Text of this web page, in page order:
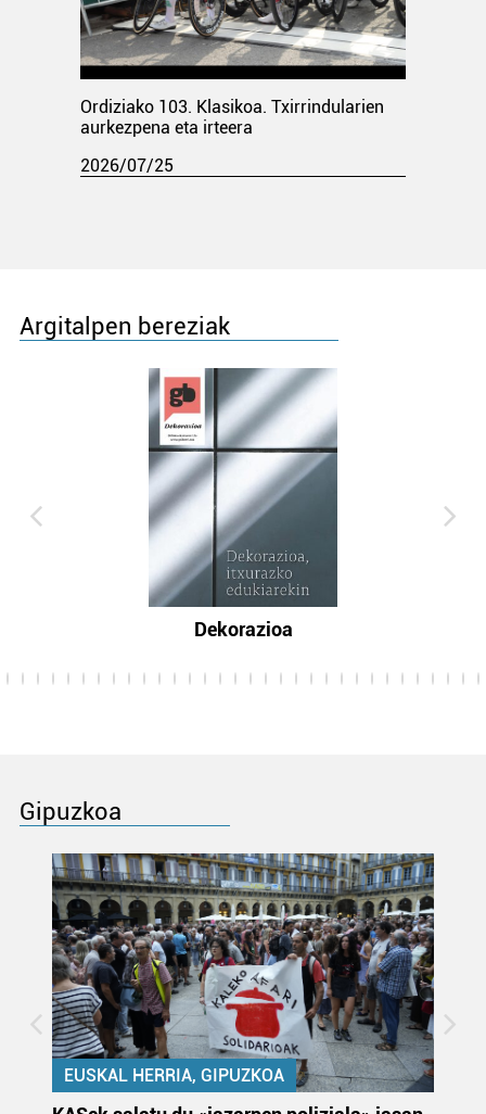
Ordiziako 103. Klasikoa. Txirrindularien
aurkezpena eta irteera
2026/07/25
Argitalpen bereziak
Dekorazioa
Gipuzkoa
EUSKAL HERRIA, GIPUZKOA